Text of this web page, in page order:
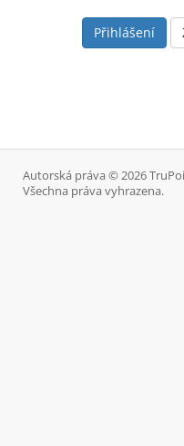
Autorská práva © 2026
Všechna práva vyhrazena.